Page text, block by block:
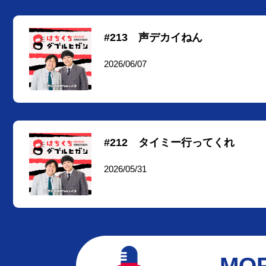
#213 声デカイねん
2026/06/07
#212 タイミー行ってくれ
2026/05/31